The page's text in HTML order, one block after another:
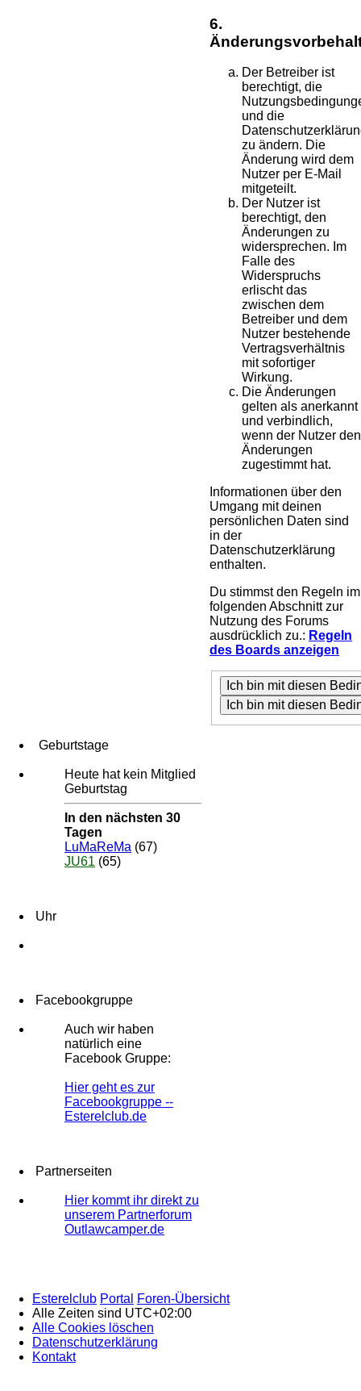
6.
Der Betreiber ist
berechtigt, die
und die
zu ändern. Die
Änderung wird dem
Nutzer per E-Mail
mitgeteilt.
Der Nutzer ist
berechtigt, den
Änderungen zu
widersprechen. Im
Falle des
Widerspruchs
erlischt das
zwischen dem
Betreiber und dem
Nutzer bestehende
Vertragsverhältnis
mit sofortiger
Wirkung.
Die Änderungen
gelten als anerkannt
und verbindlich,
wenn der Nutzer den
Änderungen
zugestimmt hat.
Informationen über den
Umgang mit deinen
persönlichen Daten sind
in der
Datenschutzerklärung
enthalten.
Du stimmst den Regeln im
folgenden Abschnitt zur
Nutzung des Forums
ausdrücklich zu.: Regeln
des Boards anzeigen
Geburtstage
Heute hat kein Mitglied
Geburtstag
In den nächsten 30
Tagen
LuMaReMa (67)
JU61 (65)
Uhr
Facebookgruppe
Auch wir haben
natürlich eine
Facebook Gruppe:
Hier geht es zur
Facebookgruppe --
Esterelclub.de
Partnerseiten
Hier kommt ihr direkt zu
unserem Partnerforum
Outlawcamper.de
Esterelclub Portal
Foren-Übersicht
Alle Zeiten sind UTC+02:00
Alle Cookies löschen
Datenschutzerklärung
Kontakt